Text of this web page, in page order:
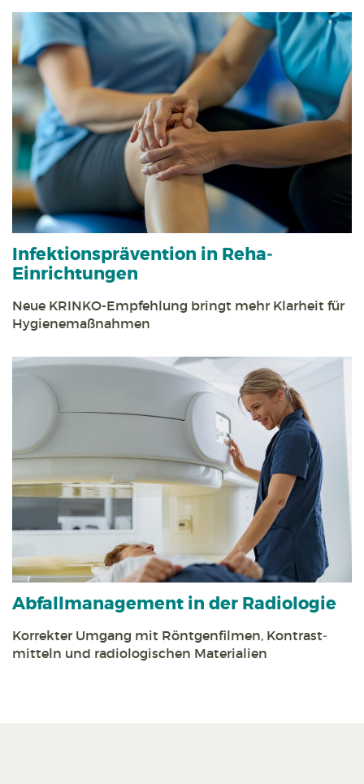
Infektions­prävention in Reha­
Einrichtungen
Neue KRINKO-Empfehlung bringt mehr Klarheit für
Hygiene­maßnahmen
Abfall­management in der Radiologie
Korrekter Umgang mit Röntgen­filmen, Kontrast­
mitteln und radiologischen Materialien